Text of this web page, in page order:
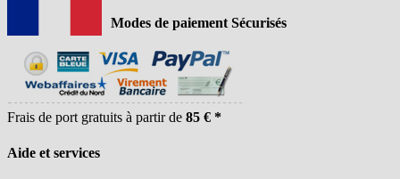
Modes de paiement Sécurisés
Frais de port gratuits à partir de 85 € *
Aide et services